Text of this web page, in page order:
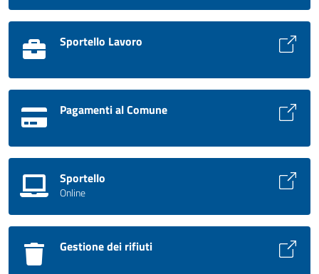
Sportello Lavoro
Pagamenti al Comune
Sportello
Online
Gestione dei rifiuti